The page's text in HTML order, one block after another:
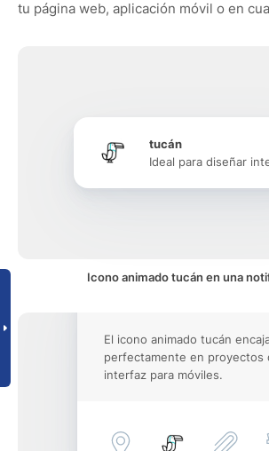
tu página web, aplicación móvil o en
tucán
Ideal para diseñar
Icono animado tucán en una
El icono animado tucán
perfectamente en proyectos
interfaz para móviles.